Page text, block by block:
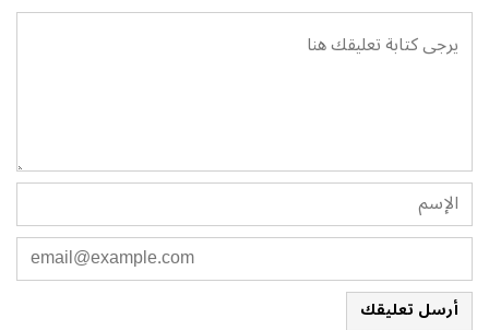
أرسل تعليقك